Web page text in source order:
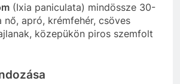
(Ixia paniculata) mindössze 30-
nő, apró, krémfehér, csöves
közepükön piros szemfolt